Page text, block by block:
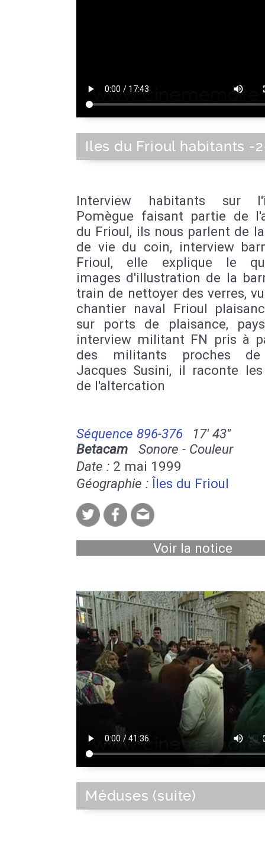
Iles du Frioul habitants -
Interview habitants sur
Pomègue faisant partie de
du Frioul, ils nous parlent de
de vie du coin, interview
Frioul, elle explique le
images d'illustration de la
train de nettoyer des verres,
chantier naval Frioul
sur ports de plaisance,
interview militant FN pris à
des militants proches
Jacques Susini, il raconte
de l'altercation
Séquence 896-376
17' 43''
Betacam Sonore - Couleur
Date : 2 mai 1999
Géographie : Îles du Frioul
Voir la notice
Méduses (suite)